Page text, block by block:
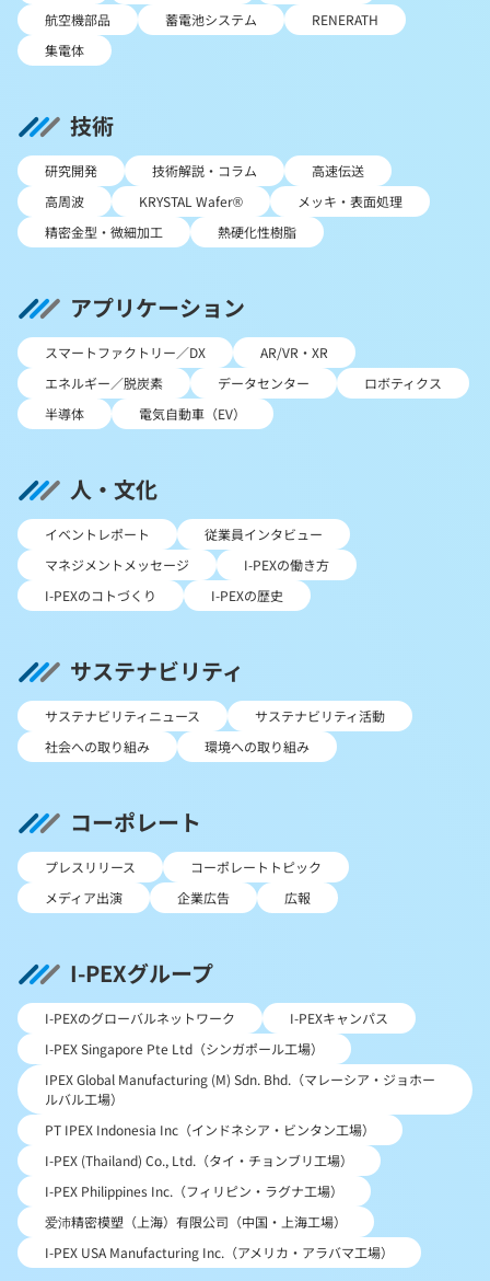
航空機部品
蓄電池システム
RENERATH
集電体
技術
研究開発 技術解説・コラム
高速伝送
高周波
KRYSTAL Wafer®
メッキ・表面処理
精密金型・微細加工
熱硬化性樹脂
アプリケーション
スマートファクトリー／DX
AR/VR・XR
エネルギー／脱炭素
データセンター
ロボティクス
半導体
電気自動車（EV）
人・文化
イベントレポート
従業員インタビュー
マネジメントメッセージ
I-PEXの働き方
I-PEXのコトづくり
I-PEXの歴史
サステナビリティ
サステナビリティニュース
サステナビリティ活動
社会への取り組み
環境への取り組み
コーポレート
プレスリリース
コーポレートトピック
メディア出演
企業広告 広報
I-PEXグループ
I-PEXのグローバルネットワーク
I-PEXキャンパス
I-PEX Singapore Pte Ltd（シンガポール工場）
IPEX Global Manufacturing (M) Sdn. Bhd.（マレーシア・ジョホー
ルバル工場）
PT IPEX Indonesia Inc（インドネシア・ビンタン工場）
I-PEX (Thailand) Co., Ltd.（タイ・チョンブリ工場）
I-PEX Philippines Inc.（フィリピン・ラグナ工場）
爱沛精密模塑（上海）有限公司（中国・上海工場）
I-PEX USA Manufacturing Inc.（アメリカ・アラバマ工場）